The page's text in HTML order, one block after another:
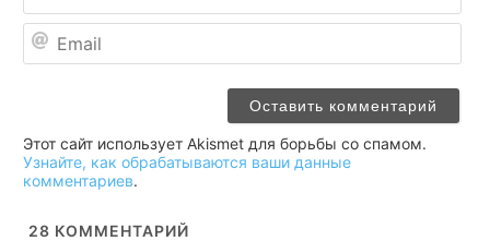
Этот сайт использует Akismet для борьбы со спамом.
Узнайте, как обрабатываются ваши данные
комментариев.
28 КОММЕНТАРИЙ